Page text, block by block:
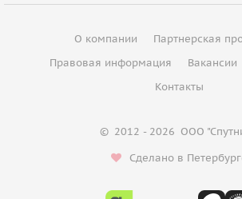
О компании
Партнерская
Правовая информация
Вакансии
Контакты
© 2012 - 2026 ООО
Сделано в